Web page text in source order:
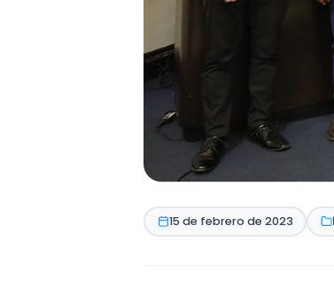
15 de febrero de 2023